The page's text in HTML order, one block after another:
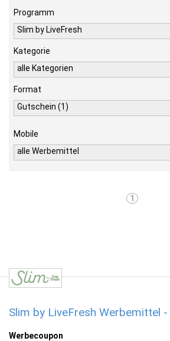
Programm
Slim by LiveFresh
Kategorie
alle Kategorien
Format
Gutschein (1)
Mobile
alle Werbemittel
1
Slim by LiveFresh Werbemittel
Werbecoupon